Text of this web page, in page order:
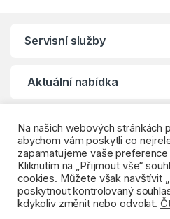
Servisní služby
Aktuální nabídka
Klientské centrum
Na našich webových stránkách
abychom vám poskytli co
zapamatujeme vaše
Kliknutím na „Přijmout vše“
cookies. Můžete však navštívit
poskytnout kontrolovaný
kdykoliv změnit nebo odvolat.